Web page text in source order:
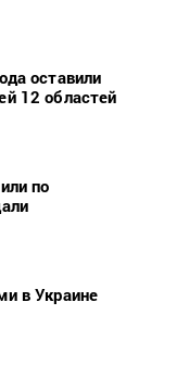
оставили
12 областей
по
в Украине